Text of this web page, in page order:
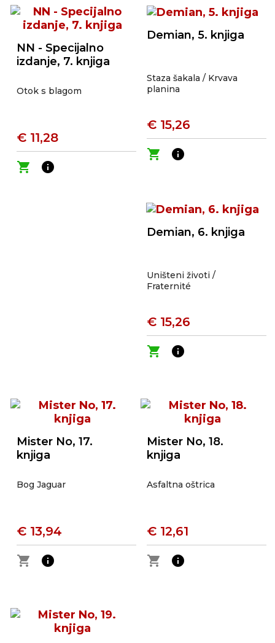
NN - Specijalno
izdanje, 7. knjiga
Otok s blagom
€ 11,28
shopping_cart
info
Demian, 5. knjiga
Staza šakala / Krvava
planina
€ 15,26
shopping_cart
info
Demian, 6. knjiga
Uništeni životi /
Fraternité
€ 15,26
shopping_cart
info
Mister No, 17.
knjiga
Bog Jaguar
€ 13,94
shopping_cart
info
Mister No, 18.
knjiga
Asfaltna oštrica
€ 12,61
shopping_cart
info